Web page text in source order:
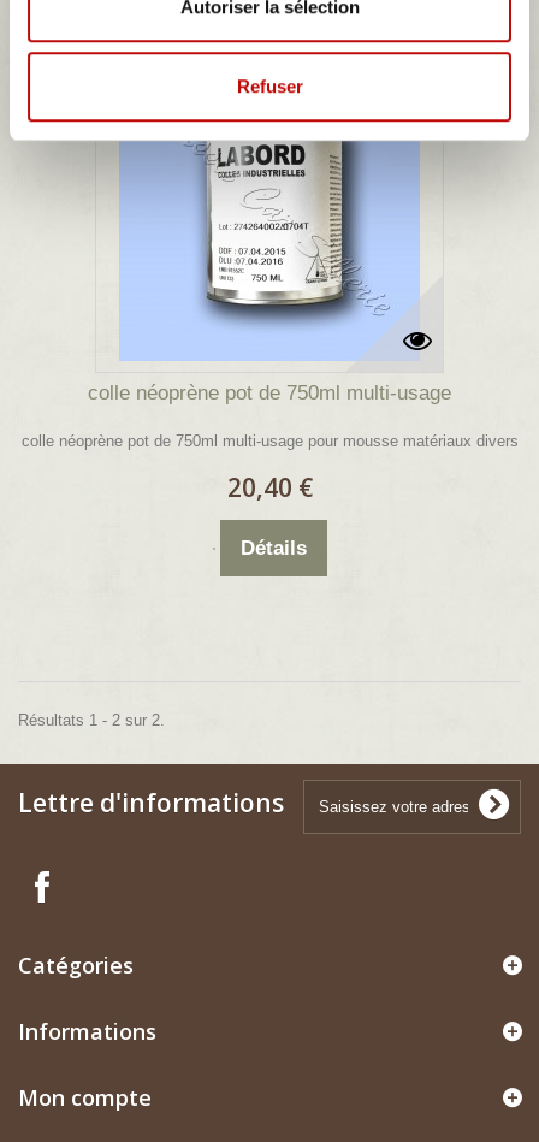
Autoriser la sélection
Refuser
colle néoprène pot de 750ml multi-usage
colle néoprène pot de 750ml multi-usage pour mousse matériaux divers
20,40 €
Détails
Résultats 1 - 2 sur 2.
Lettre d'informations
Catégories
Informations
Mon compte